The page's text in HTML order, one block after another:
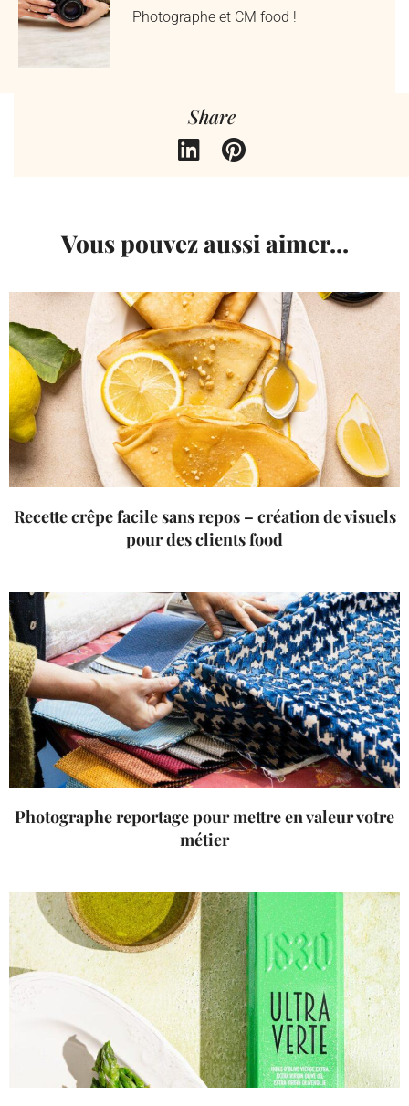
Photographe et CM food !
Share
Vous pouvez aussi aimer...
Recette crêpe facile sans repos – création de visuels
pour des clients food
Photographe reportage pour mettre en valeur votre
métier